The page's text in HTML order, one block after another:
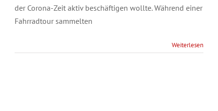
der Corona-Zeit aktiv beschäftigen wollte. Während einer
Fahrradtour sammelten
Weiterlesen